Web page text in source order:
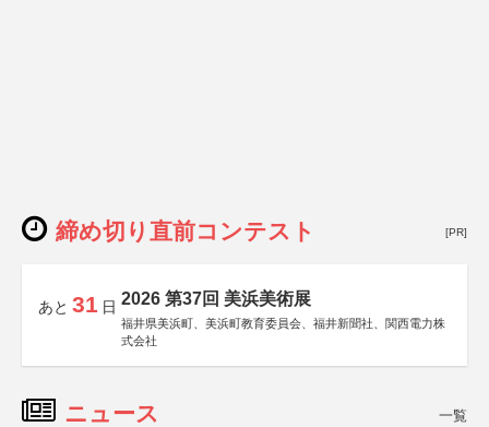
締め切り直前コンテスト [PR]
あと 31 日 2026 第37回 美浜美術展
福井県美浜町、美浜町教育委員会、福井新聞社、関西電力株
式会社
ニュース 一覧